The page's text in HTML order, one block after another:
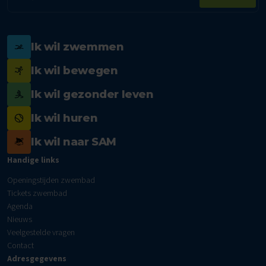
Ik wil zwemmen
Ik wil bewegen
Ik wil gezonder leven
Ik wil huren
Ik wil naar SAM
Handige links
Openingstijden zwembad
Tickets zwembad
Agenda
Nieuws
Veelgestelde vragen
Contact
Adresgegevens